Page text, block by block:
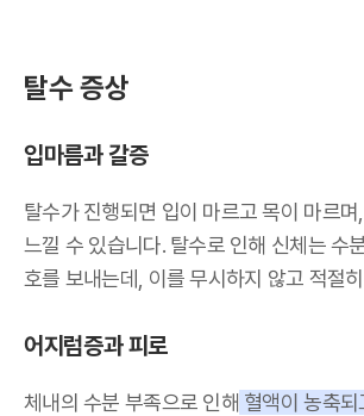
탈수 증상
입마름과 갈증
탈수가 진행되면 입이 마르고 목이 마르며,
느낄 수 있습니다. 탈수로 인해 신체는 수
호를 보내는데, 이를 무시하지 않고 적절
어지럼증과 피로
체내의 수분 부족으로 인해 혈액이 농축